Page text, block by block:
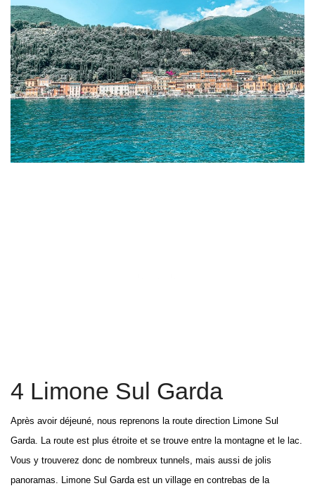
4 Limone Sul Garda
Après avoir déjeuné, nous reprenons la route direction Limone Sul
Garda. La route est plus étroite et se trouve entre la montagne et le lac.
Vous y trouverez donc de nombreux tunnels, mais aussi de jolis
panoramas. Limone Sul Garda est un village en contrebas de la